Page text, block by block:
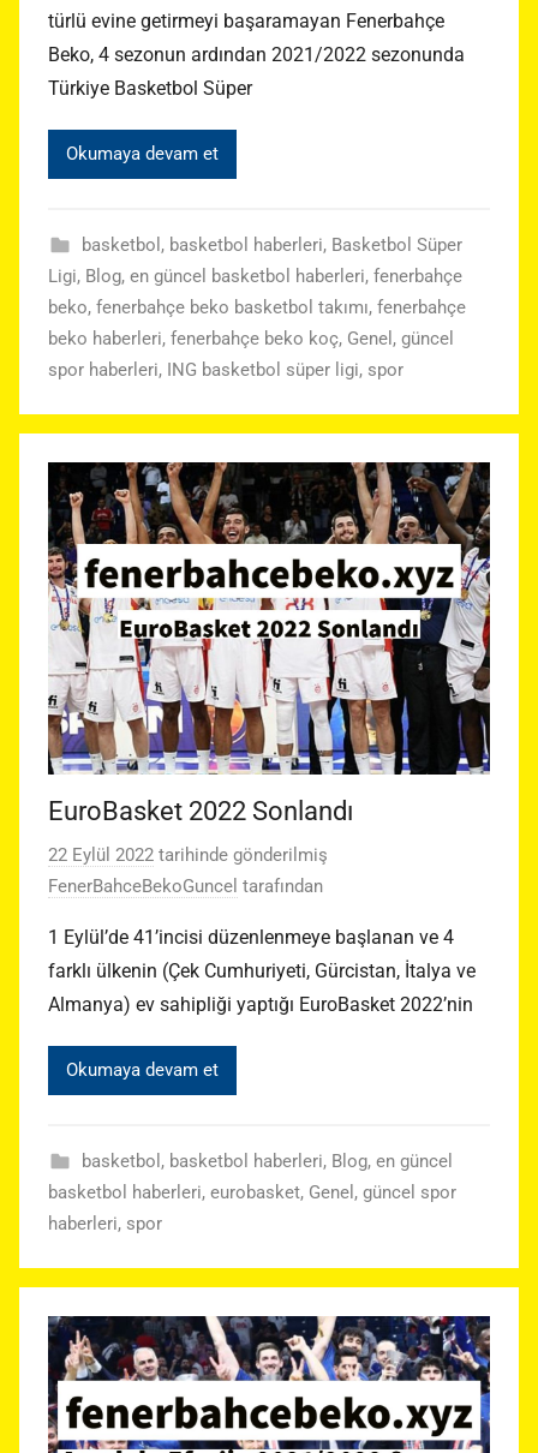
türlü evine getirmeyi başaramayan Fenerbahçe
Beko, 4 sezonun ardından 2021/2022 sezonunda
Türkiye Basketbol Süper
Okumaya devam et
basketbol , basketbol haberleri, Basketbol Süper
Ligi, Blog, en güncel basketbol haberleri, fenerbahçe
beko, fenerbahçe beko basketbol takımı, fenerbahçe
beko haberleri, fenerbahçe beko koç, Genel , güncel
spor haberleri, ING basketbol süper ligi, spor
EuroBasket 2022 Sonlandı
22 Eylül 2022 tarihinde gönderilmiş
FenerBahceBekoGuncel tarafından
1 Eylül’de 41’incisi düzenlenmeye başlanan ve 4
farklı ülkenin (Çek Cumhuriyeti, Gürcistan, İtalya ve
Almanya) ev sahipliği yaptığı EuroBasket 2022’nin
Okumaya devam et
basketbol , basketbol haberleri, Blog, en güncel
basketbol haberleri, eurobasket, Genel , güncel spor
haberleri, spor